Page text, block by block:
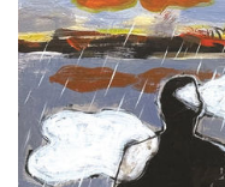
lại thẫm màu như có ai